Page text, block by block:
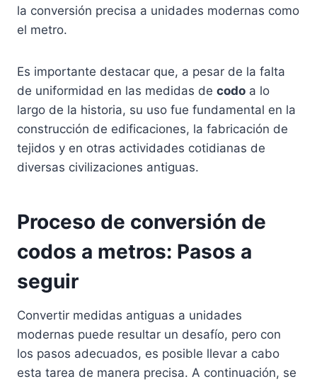
la conversión precisa a unidades modernas como
el metro.
Es importante destacar que, a pesar de la falta
de uniformidad en las medidas de codo a lo
largo de la historia, su uso fue fundamental en la
construcción de edificaciones, la fabricación de
tejidos y en otras actividades cotidianas de
diversas civilizaciones antiguas.
Proceso de conversión de
codos a metros: Pasos a
seguir
Convertir medidas antiguas a unidades
modernas puede resultar un desafío, pero con
los pasos adecuados, es posible llevar a cabo
esta tarea de manera precisa. A continuación, se